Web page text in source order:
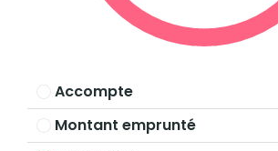
Accompte
Montant emprunté